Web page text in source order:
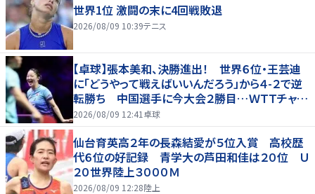
世界1位 激闘の末に4回戦敗退
2026/08/09 10:39テニス
【卓球】張本美和、決勝進出！ 世界６位・王芸迪
に「どうやって戦えばいいんだろう」から４-２で逆
転勝ち 中国選手に今大会２勝目…ＷＴＴチャン
ピオンズ横浜
2026/08/09 12:41 卓球
仙台育英高２年の長森結愛が５位入賞 高校歴
代６位の好記録 青学大の芦田和佳は２０位 Ｕ
２０世界陸上３０００Ｍ
2026/08/09 12:28陸上